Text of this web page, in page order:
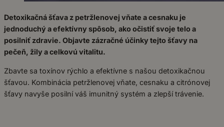
Detoxikačná šťava z petržlenovej vňate a cesnaku je
jednoduchý a efektívny spôsob, ako očistiť svoje telo a
posilniť zdravie. Objavte zázračné účinky tejto šťavy na
pečeň, žily a celkovú vitalitu.
Zbavte sa toxínov rýchlo a efektívne s našou detoxikačnou
šťavou. Kombinácia petržlenovej vňate, cesnaku a citrónovej
šťavy navyše posilní váš imunitný systém a zlepší trávenie.